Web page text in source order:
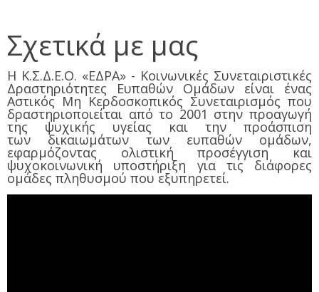
Σχετικά με μας
Η Κ.Σ.Δ.Ε.Ο. «ΕΔΡΑ» - Κοινωνικές Συνεταιριστικές
Δραστηριότητες Ευπαθών Ομάδων είναι ένας
Αστικός Μη Κερδοσκοπικός Συνεταιρισμός που
δραστηριοποιείται από το 2001 στην προαγωγή
της ψυχικής υγείας και την προάσπιση
των δικαιωμάτων των ευπαθών ομάδων,
εφαρμόζοντας ολιστική προσέγγιση και
ψυχοκοινωνική υποστήριξη για τις διάφορες
ομάδες πληθυσμού που εξυπηρετεί.